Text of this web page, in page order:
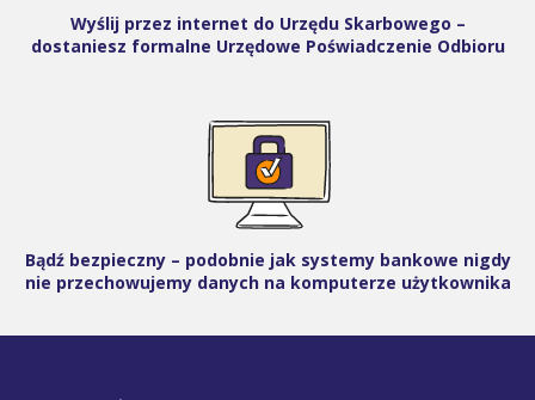
Wyślij przez internet do Urzędu Skarbowego –
dostaniesz formalne Urzędowe Poświadczenie Odbioru
Bądź bezpieczny – podobnie jak systemy bankowe nigdy
nie przechowujemy danych na komputerze użytkownika